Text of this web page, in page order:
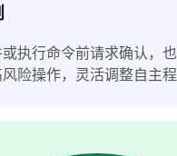
执行命令前请求确认，
险操作，灵活调整自主